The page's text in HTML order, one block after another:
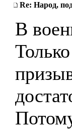
Re: Народ,
В